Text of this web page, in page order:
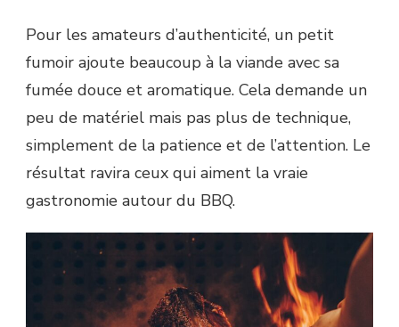
Pour les amateurs d’authenticité, un petit
fumoir ajoute beaucoup à la viande avec sa
fumée douce et aromatique. Cela demande un
peu de matériel mais pas plus de technique,
simplement de la patience et de l’attention. Le
résultat ravira ceux qui aiment la vraie
gastronomie autour du BBQ.